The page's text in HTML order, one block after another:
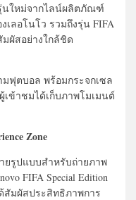
นใหม่จากไลน์ผลิตภัณฑ์
เลอโนโว รวมถึงรุ่น FIFA
มผัสอย่างใกล้ชิด
ฟุตบอล พร้อมกระจกเซล
ข้าชมได้เก็บภาพโมเมนต์
Zone
ยรูปแบบสำหรับถ่ายภาพ
FIFA Special Edition
สัมผัสประสิทธิภาพการ